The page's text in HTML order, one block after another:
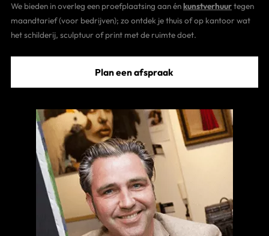
We bieden in overleg een proefplaatsing aan énkunstverhuurtegen
maandtarief (voor bedrijven); zo ontdek je thuis of op kantoor wat
het schilderij, sculptuur of print met de ruimte doet.
Plan een afspraak